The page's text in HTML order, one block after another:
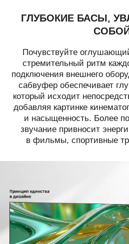
ГЛУБОКИЕ БАСЫ,
Почувствуйте
стремительный ритм
подключения внешнего
сабвуфер обеспечивает
который исходит
добавляя картинке
и насыщенность. Более
звучание привносит
в фильмы, спортивные